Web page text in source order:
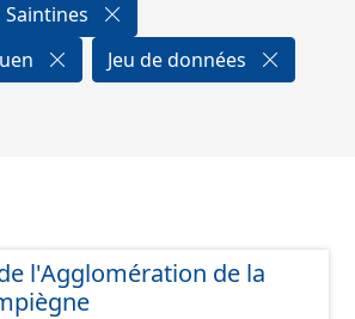
Saintines
Jeu de données
l'Agglomération de la